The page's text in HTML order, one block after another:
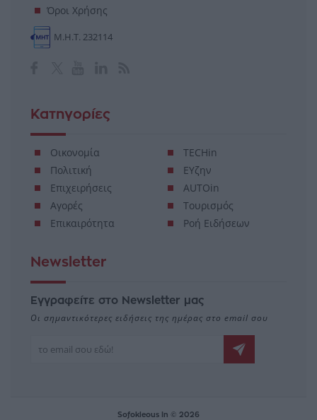
Όροι Χρήσης
Μ.Η.Τ. 232114
Κατηγορίες
Οικονομία
Πολιτική
Επιχειρήσεις
Αγορές
Επικαιρότητα
TECHin
ΕΥζην
AUTOin
Τουρισμός
Ροή Ειδήσεων
Newsletter
Εγγραφείτε στο Newsletter μας
Οι σημαντικότερες ειδήσεις της ημέρας στο email σου
Sofokleous In © 2026